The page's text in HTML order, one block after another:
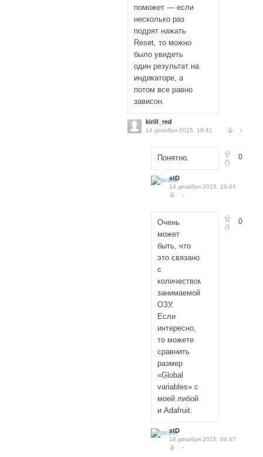
поможет — если
несколько раз
подрят нажать
Reset, то можно
было увидеть
один результат на
индикаторе, а
потом все равно
зависон.
kirill_red
14 декабря 2015, 19:41 ↑
0
Понятно.
stD
14 декабря 2015, 19:44
↑
0
Очень
может
быть, что
это связано
с
количеством
занимаемой
ОЗУ.
Если
интересно,
то можете
сравнить
размер
«Global
variables» с
моей либой
и Adafruit.
stD
16 декабря 2015, 04:47
↑